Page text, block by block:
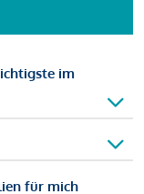
im
für mich